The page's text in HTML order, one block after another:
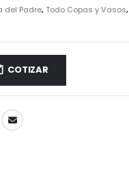
del Padre,Todo Copas y Vasos,
COTIZAR